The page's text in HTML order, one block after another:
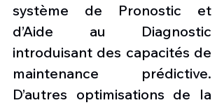
système de Pronostic et
d’Aide au Diagnostic
introduisant des capacités de
maintenance prédictive.
D’autres optimisations de la